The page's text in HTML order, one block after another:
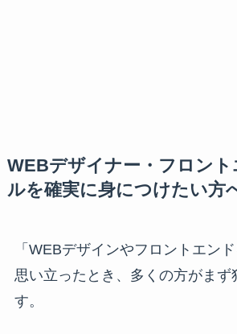
WEBデザイナー・フロン
ルを確実に身につけたい方
「WEBデザインやフロントエン
思い立ったとき、多くの方がまず
す。